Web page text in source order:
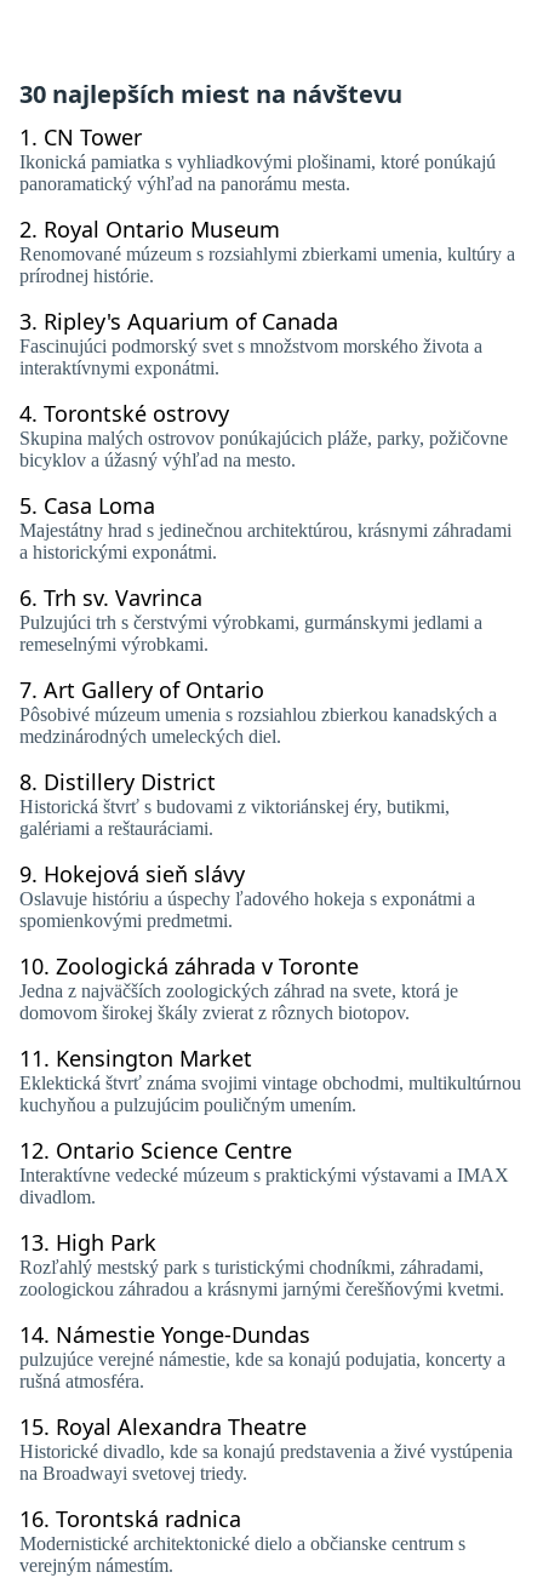
30 najlepších miest na návštevu
1. CN Tower
Ikonická pamiatka s vyhliadkovými plošinami, ktoré ponúkajú
panoramatický výhľad na panorámu mesta.
2. Royal Ontario Museum
Renomované múzeum s rozsiahlymi zbierkami umenia, kultúry a
prírodnej histórie.
3. Ripley's Aquarium of Canada
Fascinujúci podmorský svet s množstvom morského života a
interaktívnymi exponátmi.
4. Torontské ostrovy
Skupina malých ostrovov ponúkajúcich pláže, parky, požičovne
bicyklov a úžasný výhľad na mesto.
5. Casa Loma
Majestátny hrad s jedinečnou architektúrou, krásnymi záhradami
a historickými exponátmi.
6. Trh sv. Vavrinca
Pulzujúci trh s čerstvými výrobkami, gurmánskymi jedlami a
remeselnými výrobkami.
7. Art Gallery of Ontario
Pôsobivé múzeum umenia s rozsiahlou zbierkou kanadských a
medzinárodných umeleckých diel.
8. Distillery District
Historická štvrť s budovami z viktoriánskej éry, butikmi,
galériami a reštauráciami.
9. Hokejová sieň slávy
Oslavuje históriu a úspechy ľadového hokeja s exponátmi a
spomienkovými predmetmi.
10. Zoologická záhrada v Toronte
Jedna z najväčších zoologických záhrad na svete, ktorá je
domovom širokej škály zvierat z rôznych biotopov.
11. Kensington Market
Eklektická štvrť známa svojimi vintage obchodmi, multikultúrnou
kuchyňou a pulzujúcim pouličným umením.
12. Ontario Science Centre
Interaktívne vedecké múzeum s praktickými výstavami a IMAX
divadlom.
13. High Park
Rozľahlý mestský park s turistickými chodníkmi, záhradami,
zoologickou záhradou a krásnymi jarnými čerešňovými kvetmi.
14. Námestie Yonge-Dundas
pulzujúce verejné námestie, kde sa konajú podujatia, koncerty a
rušná atmosféra.
15. Royal Alexandra Theatre
Historické divadlo, kde sa konajú predstavenia a živé vystúpenia
na Broadwayi svetovej triedy.
16. Torontská radnica
Modernistické architektonické dielo a občianske centrum s
verejným námestím.